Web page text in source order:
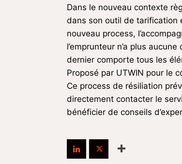
Dans le nouveau contexte
dans son outil de tarification
nouveau process,
l’emprunteur n’a plus
dernier comporte tous les
Proposé par UTWIN pour le
Ce process de résiliation
directement contacter le
bénéficier de conseils